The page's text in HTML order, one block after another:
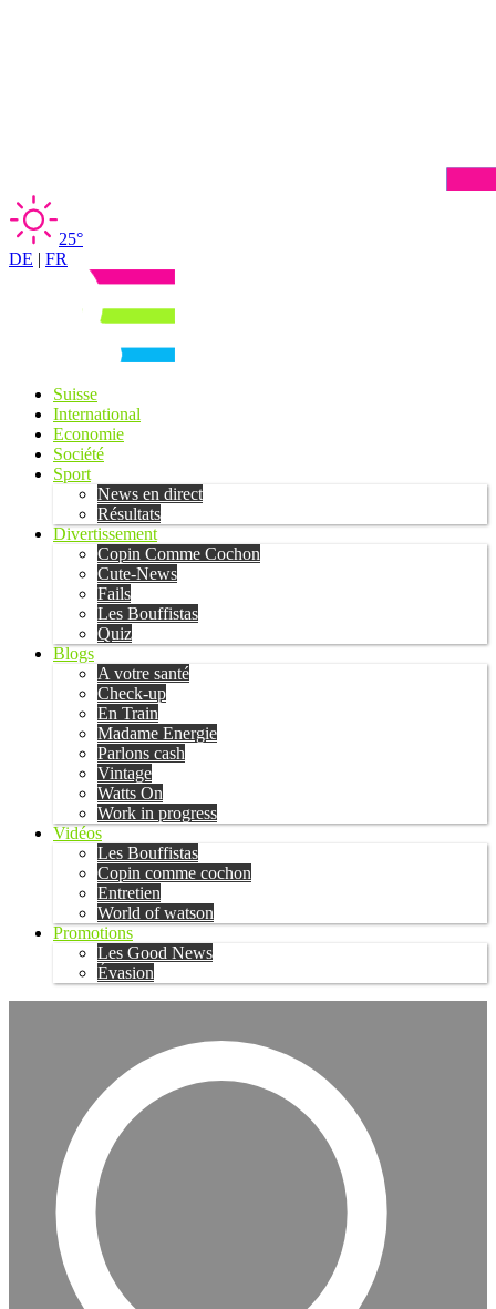
25°
DE | FR
Suisse
International
Economie
Société
Sport
News en direct
Résultats
Divertissement
Copin Comme Cochon
Cute-News
Fails
Les Bouffistas
Quiz
Blogs
A votre santé
Check-up
En Train
Madame Energie
Parlons cash
Vintage
Watts On
Work in progress
Vidéos
Les Bouffistas
Copin comme cochon
Entretien
World of watson
Promotions
Les Good News
Évasion